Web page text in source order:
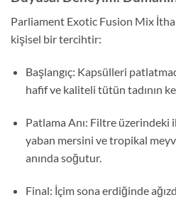
Parliament Exotic Fusion Mix
kişisel bir tercihtir:
Başlangıç: Kapsülleri
hafif ve kaliteli tütün tadının
Patlama Anı: Filtre üzerindeki
yaban mersini ve tropikal
anında soğutur.
Final: İçim sona erdiğinde